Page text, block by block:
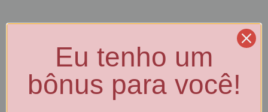
R$ 7,32via Pagar com
Comprar
R$ 14,06
via Pagar
com Pix
Comprar
Eu tenho um
bônus para você!